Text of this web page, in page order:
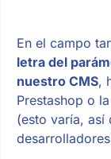
En el campo
letra del
nuestro CMS,
Prestashop o
(esto varía, así